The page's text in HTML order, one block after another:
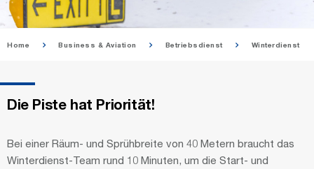
Home Business & Aviation Betriebsdienst Winterdienst
Die Piste hat Priorität!
Bei einer Räum- und Sprühbreite von 40 Metern braucht das
Winterdienst-Team rund 10 Minuten, um die Start- und